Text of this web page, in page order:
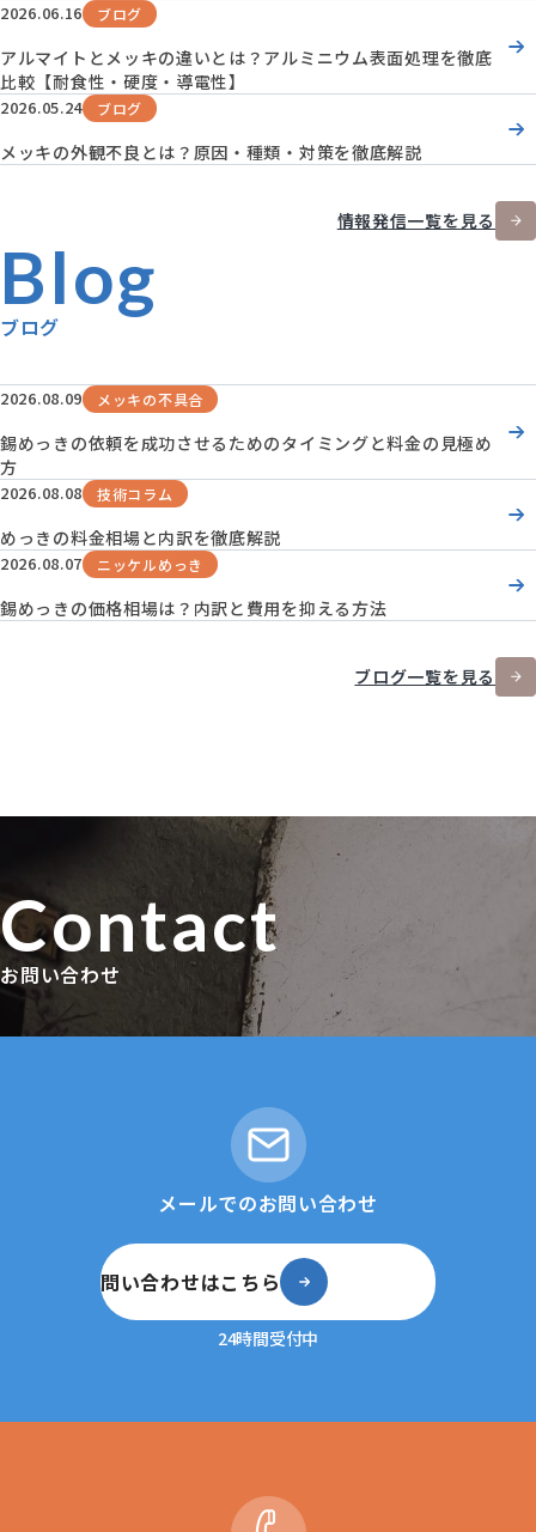
2026.06.16 ブログ
アルマイトとメッキの違いとは？アルミニウム表面処理を徹底
比較【耐食性・硬度・導電性】
2026.05.24 ブログ
メッキの外観不良とは？原因・種類・対策を徹底解説
情報発信一覧を見る
Blog
ブログ
2026.08.09 メッキの不具合
錫めっきの依頼を成功させるためのタイミングと料金の見極め
方
2026.08.08 技術コラム
めっきの料金相場と内訳を徹底解説
2026.08.07 ニッケルめっき
錫めっきの価格相場は？内訳と費用を抑える方法
ブログ一覧を見る
Contact
お問い合わせ
メールでのお問い合わせ
問い合わせはこちら
24時間受付中